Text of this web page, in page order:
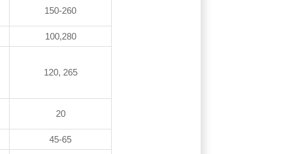
150-260
100,280
120, 265
20
45-65